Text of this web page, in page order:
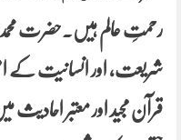
رحمتِ عالم ہیں۔حضرت
شریعت، اور انسانیت کے
قرآن مجید اور معتبر